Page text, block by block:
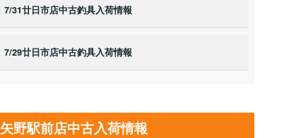
7/31廿日市店中古釣具入荷情報
7/29廿日市店中古釣具入荷情報
矢野駅前店中古入荷情報